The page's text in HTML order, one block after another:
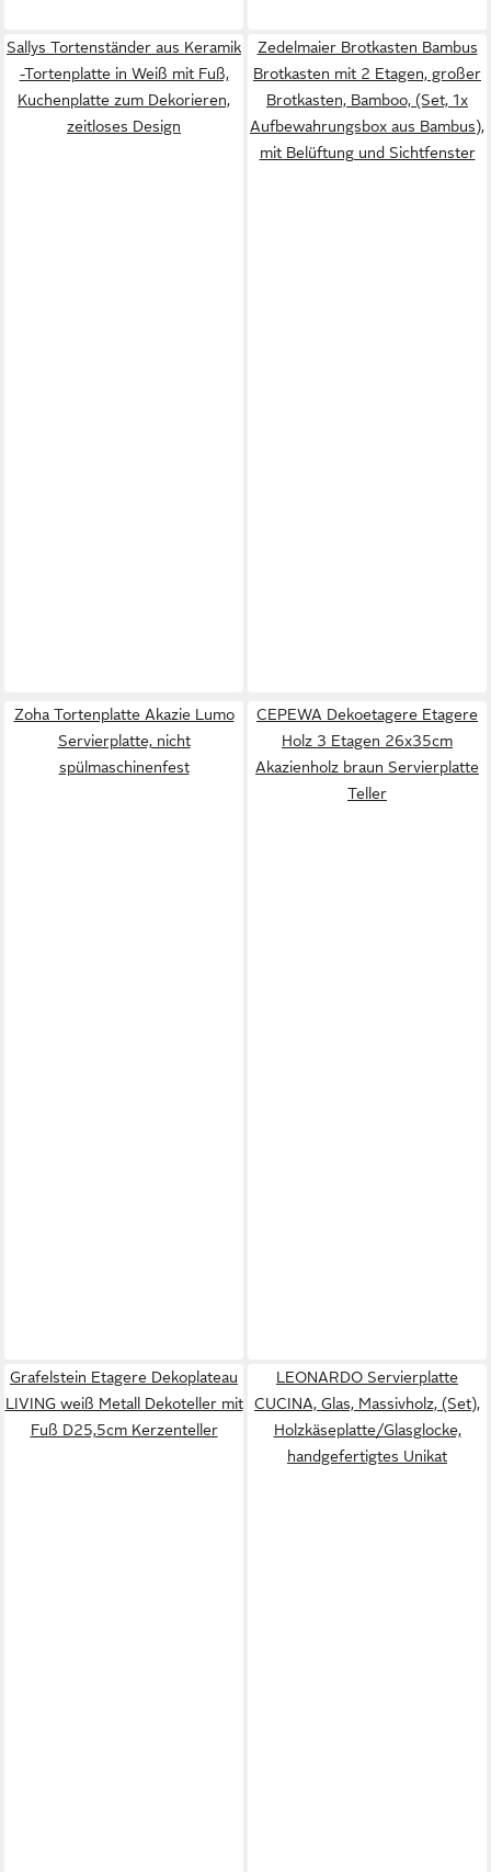
Sallys Tortenständer aus Keramik
-Tortenplatte in Weiß mit Fuß,
Kuchenplatte zum Dekorieren,
zeitloses Design
Zedelmaier Brotkasten Bambus
Brotkasten mit 2 Etagen, großer
Brotkasten, Bamboo, (Set, 1x
Aufbewahrungsbox aus Bambus),
mit Belüftung und Sichtfenster
Zoha Tortenplatte Akazie Lumo
Servierplatte, nicht
spülmaschinenfest
CEPEWA Dekoetagere Etagere
Holz 3 Etagen 26x35cm
Akazienholz braun Servierplatte
Teller
Grafelstein Etagere Dekoplateau
LIVING weiß Metall Dekoteller mit
Fuß D25,5cm Kerzenteller
LEONARDO Servierplatte
CUCINA, Glas, Massivholz, (Set),
Holzkäseplatte/Glasglocke,
handgefertigtes Unikat